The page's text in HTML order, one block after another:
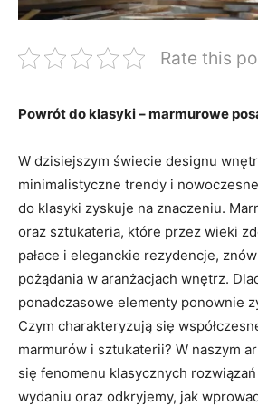
Rate this
Powrót do klasyki – marmurowe
W dzisiejszym świecie designu
minimalistyczne trendy i
do klasyki zyskuje na znaczeniu.
oraz sztukateria, które przez wieki
pałace i eleganckie rezydencje,
pożądania w aranżacjach wnętrz.
ponadczasowe elementy ponownie
Czym charakteryzują się
marmurów i sztukaterii? W naszym
się fenomenu klasycznych
wydaniu oraz odkryjemy, jak